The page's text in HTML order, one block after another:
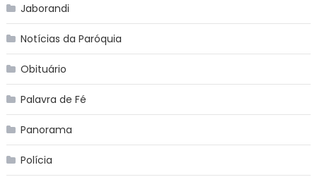
Jaborandi
Notícias da Paróquia
Obituário
Palavra de Fé
Panorama
Polícia